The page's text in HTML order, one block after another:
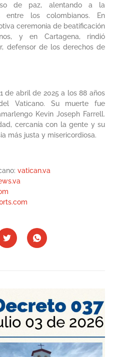
de paz, alentando a la
los colombianos. En
ceremonia de beatificación
y en Cartagena, rindió
defensor de los derechos de
de abril de 2025 a los 88 años
Vaticano. Su muerte fue
Kevin Joseph Farrell.
cercanía con la gente y su
más justa y misericordiosa.​
vatican.va